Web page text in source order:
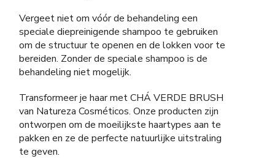
Vergeet niet om vóór de behandeling een
speciale diepreinigende shampoo te gebruiken
om de structuur te openen en de lokken voor te
bereiden. Zonder de speciale shampoo is de
behandeling niet mogelijk.
Transformeer je haar met CHÁ VERDE BRUSH
van Natureza Cosméticos. Onze producten zijn
ontworpen om de moeilijkste haartypes aan te
pakken en ze de perfecte natuurlijke uitstraling
te geven.